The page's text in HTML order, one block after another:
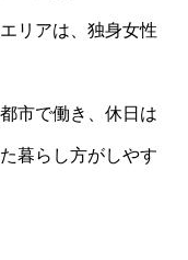
リアは、独身女性
市で働き、休日は
暮らし方がしやす